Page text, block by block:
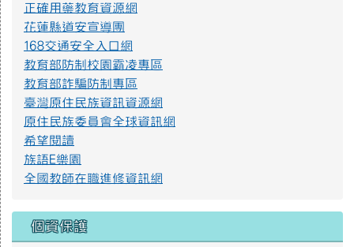
遊樂設施管理規範3.png
正確用藥教育資源網
花蓮縣道安宣導團
168交通安全入口網
教育部防制校園霸凌專區
教育部詐騙防制專區
臺灣原住民族資訊資源網
原住民族委員會全球資訊網
希望閱讀
族語E樂園
全國教師在職進修資訊網
個資保護